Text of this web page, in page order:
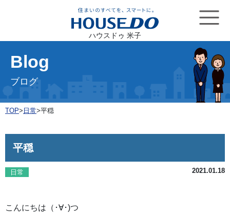
ハウスドゥ 米子
Blog
ブログ
TOP> 日常>平穏
平穏
日常 2021.01.18
こんにちは（･∀･)つ